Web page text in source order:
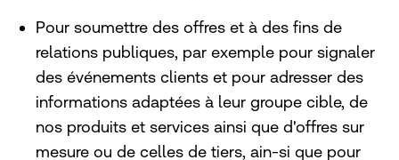
Pour soumettre des offres et à des fins de
relations publiques, par exemple pour signaler
des événements clients et pour adresser des
informations adaptées à leur groupe cible, de
nos produits et services ainsi que d'offres sur
mesure ou de celles de tiers, ain-si que pour